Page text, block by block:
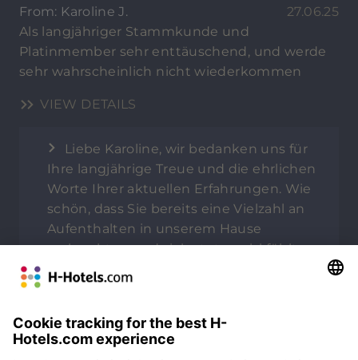
From: Karoline J.
27.06.25
Als langjähriger Stammkunde und
Platinmember sehr enttäuschend, und werde
sehr wahrscheinlich nicht wiederkommen
VIEW DETAILS
Liebe Karoline, wir bedanken uns für
Ihre langjährige Treue und die ehrlichen
Worte Ihrer aktuellen Erfahrungen. Wie
schön, dass Sie bereits eine Vielzahl an
Aufenthalten in unserem Hause
verbrachten und sich stets wohl fühlten.
Daher bedauern wir umso mehr, dass
entstandenen Unannehmlichkeiten
entschuldigen wir uns aufrichtig und